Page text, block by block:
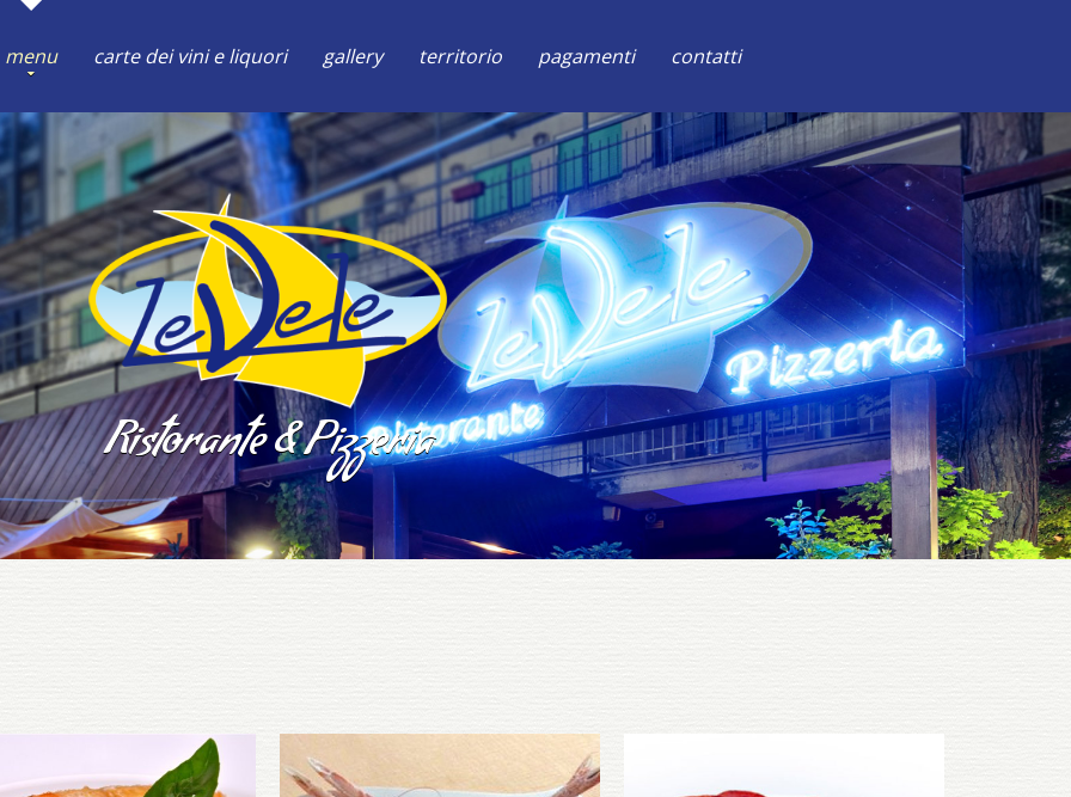
menu carte dei vini e liquori gallery territorio pagamenti contatti
Ristorante & Pizzeria